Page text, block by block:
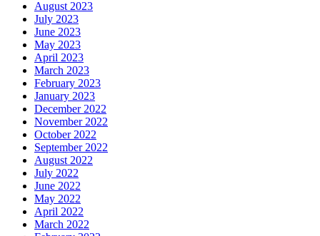
August 2023
July 2023
June 2023
May 2023
April 2023
March 2023
February 2023
January 2023
December 2022
November 2022
October 2022
September 2022
August 2022
July 2022
June 2022
May 2022
April 2022
March 2022